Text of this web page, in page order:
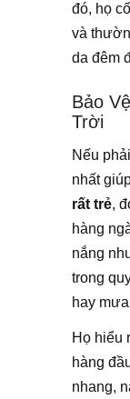
đó, họ
và
da đêm
Bảo
Trời
Nếu
nhất
rất trẻ,
hàng
nắng
trong
hay
Họ hiểu
hàng
nhang,